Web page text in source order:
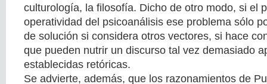
culturología, la filosofía. Dicho de otro modo, si el
operatividad del psicoanálisis ese problema sólo
de solución si considera otros vectores, si hace
que pueden nutrir un discurso tal vez demasiado
establecidas retóricas.
Se advierte, además, que los razonamientos de